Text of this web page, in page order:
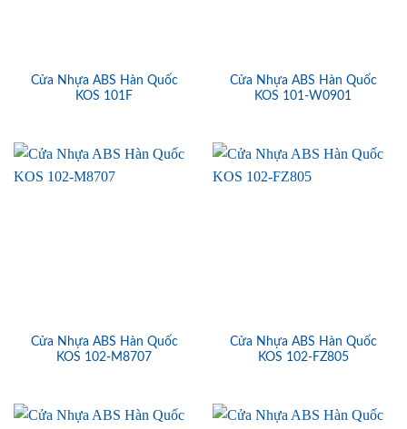
Cửa Nhựa ABS Hàn Quốc
KOS 101F
Cửa Nhựa ABS Hàn Quốc
KOS 101-W0901
Cửa Nhựa ABS Hàn Quốc
KOS 102-M8707
Cửa Nhựa ABS Hàn Quốc
KOS 102-FZ805